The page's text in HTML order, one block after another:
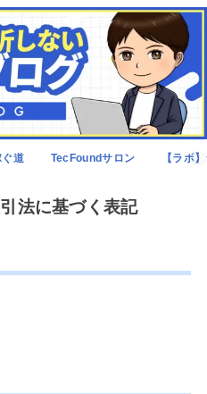
ぐ道 TecFoundサロン 【ラボ
法に基づく表記